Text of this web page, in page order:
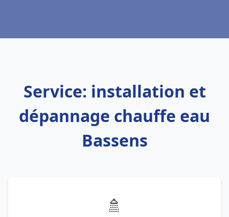
Service: installation et
dépannage chauffe eau
Bassens
🚿